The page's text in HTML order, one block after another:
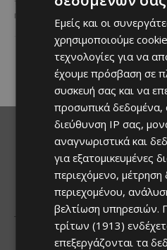
τετράποδο φίλο σου, τότε αυτή
η εμπειρία...
Εμείς και οι
χρησιμοποιούμε
τεχνολογίες για να
έχουμε πρόσβαση σε
συσκευή σας και να
προσωπικά δεδομένα,
διεύθυνση IP σας,
αναγνωριστικά και
για εξατομικευμένες
περιεχόμενο, μέτρηση
περιεχομένου,
βελτίωση υπηρεσιών.
τρίτων (1913)
επεξεργάζονται τα